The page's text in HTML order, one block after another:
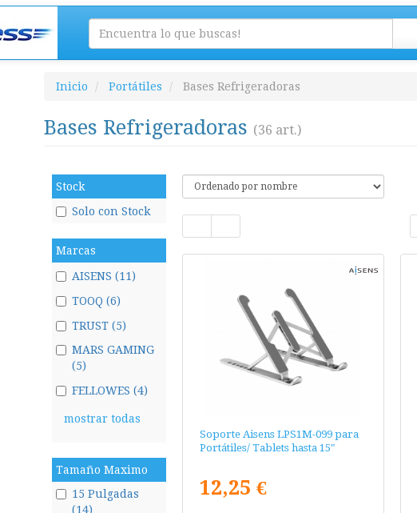
Inicio Portátiles Bases Refrigeradoras
Bases Refrigeradoras (36 art.)
Stock
Solo con Stock
Marcas
AISENS (11)
TOOQ (6)
TRUST (5)
MARS GAMING
(5)
FELLOWES (4)
mostrar todas
Tamaño Maximo
15 Pulgadas
(14)
Soporte Aisens LPS1M-099 para
Portátiles/ Tablets hasta 15"
12,25 €